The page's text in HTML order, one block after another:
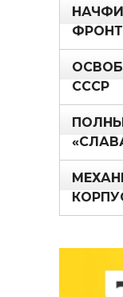
СССР